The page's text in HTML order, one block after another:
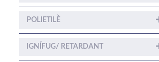
POLIETILÈ
IGNÍFUG/ RETARDANT